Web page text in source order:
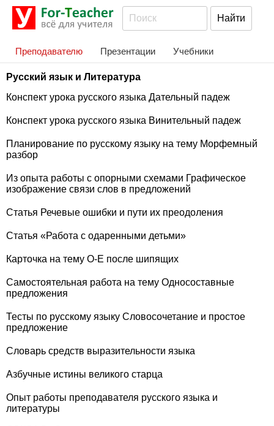
Преподавателю Презентации Учебники
Русский язык и Литература
Конспект урока русского языка Дательный падеж
Конспект урока русского языка Винительный падеж
Планирование по русскому языку на тему Морфемный
разбор
Из опыта работы с опорными схемами Графическое
изображение связи слов в предложений
Статья Речевые ошибки и пути их преодоления
Статья «Работа с одаренными детьми»
Карточка на тему О-Е после шипящих
Самостоятельная работа на тему Односоставные
предложения
Тесты по русскому языку Словосочетание и простое
предложение
Словарь средств выразительности языка
Азбучные истины великого старца
Опыт работы преподавателя русского языка и
литературы